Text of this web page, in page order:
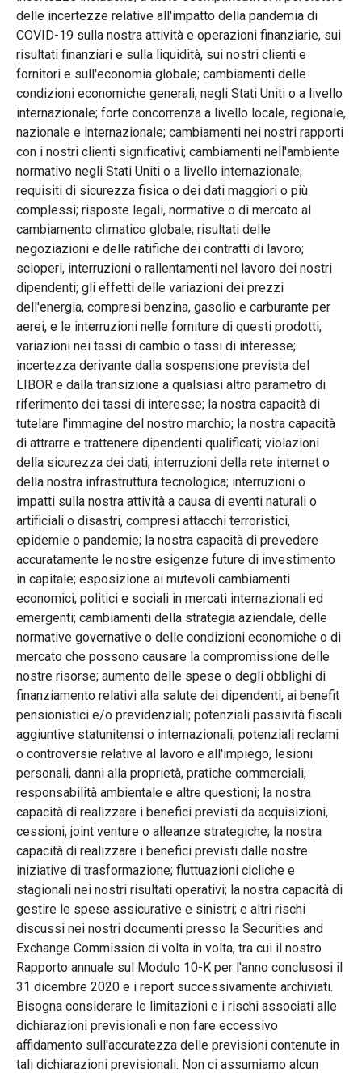
delle incertezze relative all'impatto della pandemia di
COVID-19 sulla nostra attività e operazioni finanziarie, sui
risultati finanziari e sulla liquidità, sui nostri clienti e
fornitori e sull'economia globale; cambiamenti delle
condizioni economiche generali, negli Stati Uniti o a livello
internazionale; forte concorrenza a livello locale, regionale,
nazionale e internazionale; cambiamenti nei nostri rapporti
con i nostri clienti significativi; cambiamenti nell'ambiente
normativo negli Stati Uniti o a livello internazionale;
requisiti di sicurezza fisica o dei dati maggiori o più
complessi; risposte legali, normative o di mercato al
cambiamento climatico globale; risultati delle
negoziazioni e delle ratifiche dei contratti di lavoro;
scioperi, interruzioni o rallentamenti nel lavoro dei nostri
dipendenti; gli effetti delle variazioni dei prezzi
dell'energia, compresi benzina, gasolio e carburante per
aerei, e le interruzioni nelle forniture di questi prodotti;
variazioni nei tassi di cambio o tassi di interesse;
incertezza derivante dalla sospensione prevista del
LIBOR e dalla transizione a qualsiasi altro parametro di
riferimento dei tassi di interesse; la nostra capacità di
tutelare l'immagine del nostro marchio; la nostra capacità
di attrarre e trattenere dipendenti qualificati; violazioni
della sicurezza dei dati; interruzioni della rete internet o
della nostra infrastruttura tecnologica; interruzioni o
impatti sulla nostra attività a causa di eventi naturali o
artificiali o disastri, compresi attacchi terroristici,
epidemie o pandemie; la nostra capacità di prevedere
accuratamente le nostre esigenze future di investimento
in capitale; esposizione ai mutevoli cambiamenti
economici, politici e sociali in mercati internazionali ed
emergenti; cambiamenti della strategia aziendale, delle
normative governative o delle condizioni economiche o di
mercato che possono causare la compromissione delle
nostre risorse; aumento delle spese o degli obblighi di
finanziamento relativi alla salute dei dipendenti, ai benefit
pensionistici e/o previdenziali; potenziali passività fiscali
aggiuntive statunitensi o internazionali; potenziali reclami
o controversie relative al lavoro e all'impiego, lesioni
personali, danni alla proprietà, pratiche commerciali,
responsabilità ambientale e altre questioni; la nostra
capacità di realizzare i benefici previsti da acquisizioni,
cessioni, joint venture o alleanze strategiche; la nostra
capacità di realizzare i benefici previsti dalle nostre
iniziative di trasformazione; fluttuazioni cicliche e
stagionali nei nostri risultati operativi; la nostra capacità di
gestire le spese assicurative e sinistri; e altri rischi
discussi nei nostri documenti presso la Securities and
Exchange Commission di volta in volta, tra cui il nostro
Rapporto annuale sul Modulo 10-K per l'anno conclusosi il
31 dicembre 2020 e i report successivamente archiviati.
Bisogna considerare le limitazioni e i rischi associati alle
dichiarazioni previsionali e non fare eccessivo
affidamento sull'accuratezza delle previsioni contenute in
tali dichiarazioni previsionali. Non ci assumiamo alcun